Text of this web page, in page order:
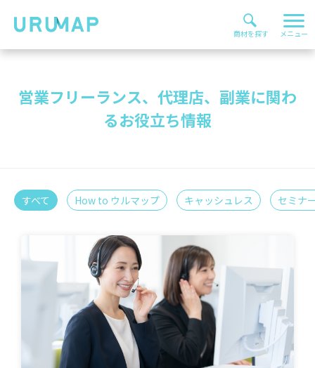
営業フリーランス、代理店、副業に関わ
るお役立ち情報
すべて How to ウルマップ キャッシュレス セミナ